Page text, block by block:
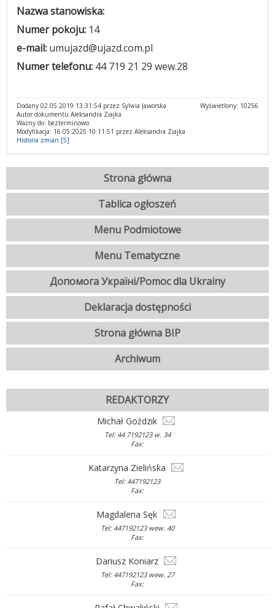
Nazwa stanowiska:
Numer pokoju: 14
e-mail: umujazd@ujazd.com.pl
Numer telefonu: 44 719 21 29 wew.28
Wyświetlony: 10256
Dodany 02.05.2019 13:31:54 przez Sylwia Jaworska
Autor dokumentu Aleksandra Ziajka
Ważny do: bezterminowo
Modyfikacja: 16.05.2025 10:11:51 przez Aleksandra Ziajka
Historia zmian [5]
Strona główna
Tablica ogłoszeń
Menu Podmiotowe
Menu Tematyczne
Допомога Україні/Pomoc dla Ukrainy
Deklaracja dostępności
Strona główna BIP
Archiwum
REDAKTORZY
Michał Goździk
Tel: 44 7192123 w. 34
Fax:
Katarzyna Zielińska
Tel: 447192123
Fax:
Magdalena Sęk
Tel: 447192123 wew. 40
Fax:
Dariusz Koniarz
Tel: 447192123 wew. 27
Fax: